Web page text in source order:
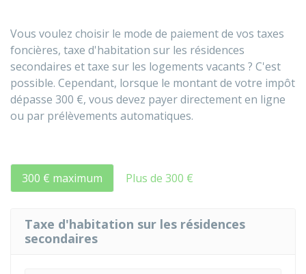
Vous voulez choisir le mode de paiement de vos taxes
foncières, taxe d'habitation sur les résidences
secondaires et taxe sur les logements vacants ? C'est
possible. Cependant, lorsque le montant de votre impôt
dépasse 300 €, vous devez payer directement en ligne
ou par prélèvements automatiques.
300 € maximum Plus de 300 €
Taxe d'habitation sur les résidences
secondaires